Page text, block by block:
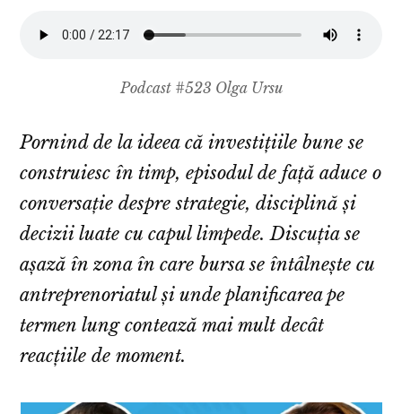
Podcast #523 Olga Ursu
Pornind de la ideea că investițiile bune se
construiesc în timp, episodul de față aduce o
conversație despre strategie, disciplină și
decizii luate cu capul limpede. Discuția se
așază în zona în care bursa se întâlnește cu
antreprenoriatul și unde planificarea pe
termen lung contează mai mult decât
reacțiile de moment.